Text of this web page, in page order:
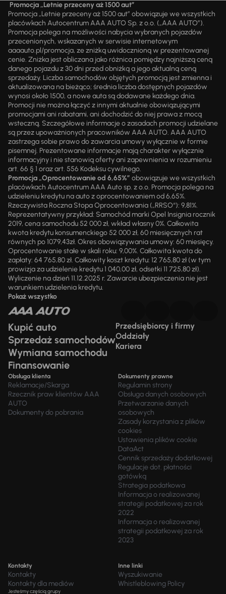
Promocja „Letnie przeceny aż 1500 aut”
Promocja „Letnie przeceny aż 1500 aut” obowiązuje we wszystkich
placówkach Autocentrum AAA AUTO Sp. z o.o. („AAA AUTO”).
Promocja polega na możliwości nabycia wybranych pojazdów
przecenionych, wskazanych w serwisie internetowym
aaaauto.pl/promocja, ze zniżką uwidocznioną w prezentowanej
cenie. Zniżka jest obliczana jako różnica pomiędzy najniższą ceną
danego pojazdu z 30 dni przed obniżką a jego aktualną ceną
sprzedaży. Liczba samochodów objętych promocją jest zmienna i
aktualizowana na bieżąco; średnia liczba dostępnych pojazdów
wynosi około 1500, a nowe auta są dodawane każdego dnia.
Promocji nie można łączyć z innymi aktualnie obowiązującymi
promocjami ani rabatami, ani dochodzić do niej prawa z mocą
wsteczną. Szczegółowe informacje o zasadach promocji udzielane
są przez upoważnionych pracowników AAA AUTO. AAA AUTO
zastrzega sobie prawo do zawarcia umowy wyłącznie w formie
pisemnej. Prezentowane informacje mają charakter wyłącznie
informacyjny i nie stanowią oferty ani zapewnienia w rozumieniu
art. 66 § 1 oraz art. 556 Kodeksu cywilnego.
Promocja „Oprocentowanie od 6,65%” obowiązuje we wszystkich
placówkach Autocentrum AAA Auto sp. z o.o. Promocja polega na
udzieleniu kredytu na auto z oprocentowaniem od 6,65%.
Rzeczywista Roczna Stopa Oprocentowania („RRSO“): 9,81%.
Reprezentatywny przykład: Samochód marki Opel Insignia rocznik
2019, cena samochodu 52 000 zł, wkład własny 0%. Całkowita
kwota kredytu konsumenckiego 52 000 zł, 60 miesięcznych rat
równych po 1079,43zł. Okres obowiązywania umowy: 60 miesięcy.
Oprocentowanie stałe w skali roku: 9,00%. Całkowita kwota do
zapłaty: 64 765,80 zł. Całkowity koszt kredytu: 12 765,80 zł (w tym
prowizja za udzielenie kredytu 1 040,00 zł, odsetki 11 725,80 zł).
Wyliczenie na dzień 11.12.2025 r. Zawarcie ubezpieczenia nie jest
warunkiem udzielenia kredytu.
Pokaż wszystko
Kupić auto
Sprzedaż samochodów
Wymiana samochodu
Finansowanie
Przedsiębiorcy i firmy
Oddziały
Kariera
Obsługa klienta
Reklamacje/Skarga
Rzecznik praw klientów AAA
AUTO
Dokumenty do pobrania
Dokumenty prawne
Regulamin strony
Obsługa danych osobowych
Przetwarzanie danych
osobowych
Zasady korzystania z plików
cookies
Ustawienia plików cookie
DataAct
Cennik sprzedaży dodatkowej
Regulacje dot. płatności
gotówką
Strategia podatkowa
Informacja o realizowanej
strategii podatkowej za rok
2022
Informacja o realizowanej
strategii podatkowej za rok
2023
Kontakty
Kontakty
Kontakty dla mediów
Inne linki
Wyszukiwanie
Whistleblowing Policy
Jesteśmy częścią grupy